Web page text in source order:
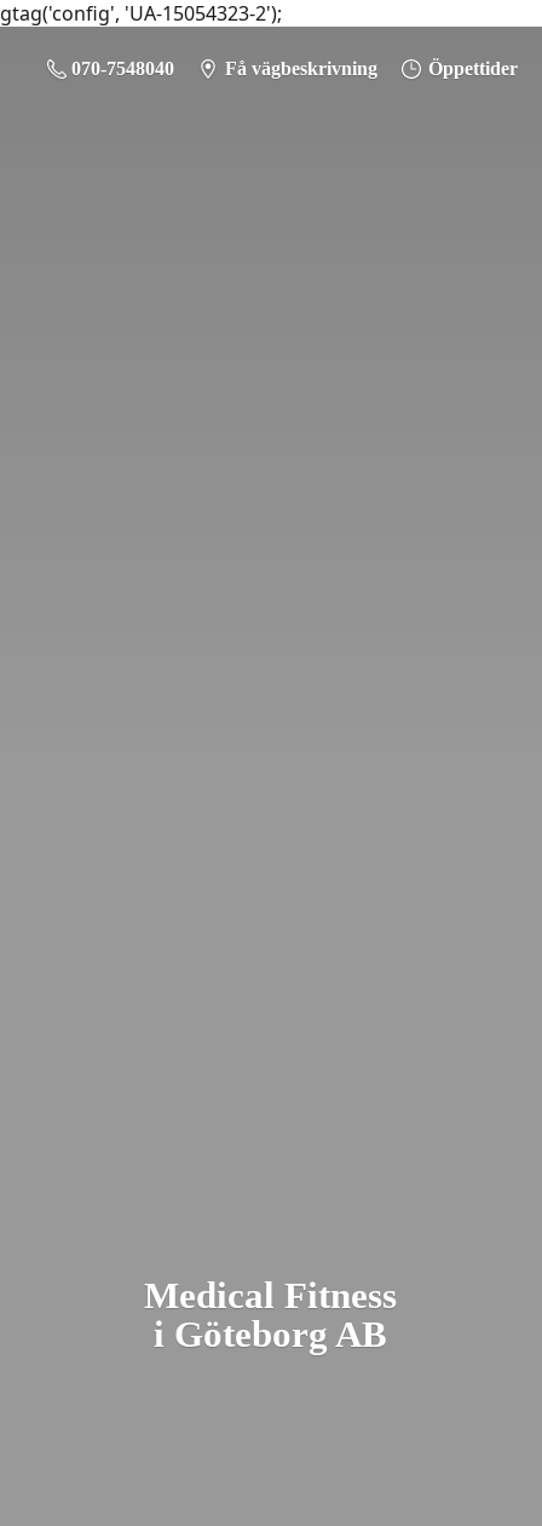
gtag('config', 'UA-15054323-2');
070-7548040 Få vägbeskrivning Öppettider
Medical Fitness
i Göteborg AB